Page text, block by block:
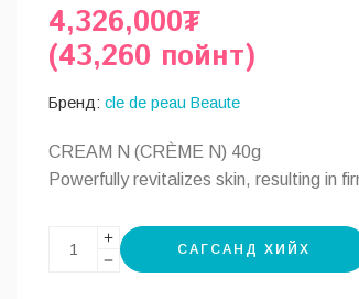
4,326,000₮
(43,260 пойнт)
Бренд: cle de peau Beaute
CREAM N (CRÈME N) 40g
Powerfully revitalizes skin, resulting in
САГСАНД ХИЙХ